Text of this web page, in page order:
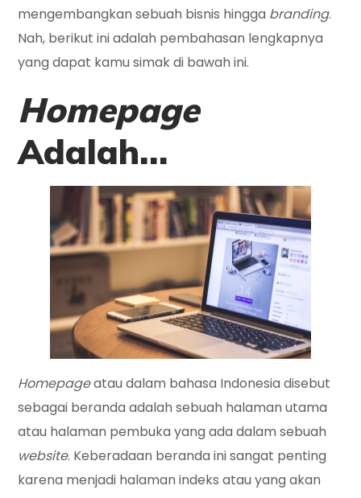
mengembangkan sebuah bisnis hingga branding.
Nah, berikut ini adalah pembahasan lengkapnya
yang dapat kamu simak di bawah ini.
Homepage
Adalah…
Homepageatau dalam bahasa Indonesia disebut
sebagai beranda adalah sebuah halaman utama
atau halaman pembuka yang ada dalam sebuah
website. Keberadaan beranda ini sangat penting
karena menjadi halaman indeks atau yang akan